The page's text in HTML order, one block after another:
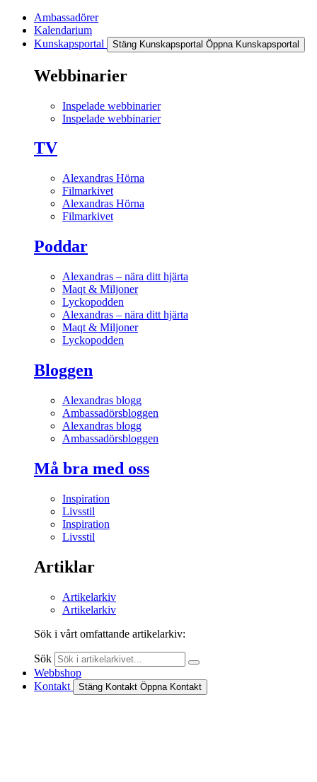
Ambassadörer
Kalendarium
Kunskapsportal
Stäng Kunskapsportal Öppna Kunskapsportal
Webbinarier
Inspelade webbinarier
Inspelade webbinarier
TV
Alexandras Hörna
Filmarkivet
Alexandras Hörna
Filmarkivet
Poddar
Alexandras – nära ditt hjärta
Maqt & Miljoner
Lyckopodden
Alexandras – nära ditt hjärta
Maqt & Miljoner
Lyckopodden
Bloggen
Alexandras blogg
Ambassadörsbloggen
Alexandras blogg
Ambassadörsbloggen
Må bra med oss
Inspiration
Livsstil
Inspiration
Livsstil
Artiklar
Artikelarkiv
Artikelarkiv
Sök i vårt omfattande artikelarkiv:
Sök
Webbshop
Kontakt
Stäng Kontakt Öppna Kontakt